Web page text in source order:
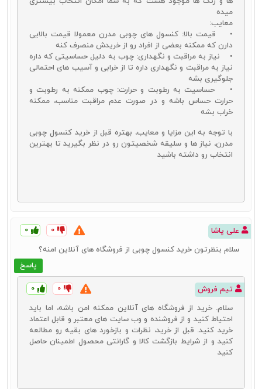
انواع میز کنسول چوبی
شناخت انواع آینه و کنسول چوبی باعث می‌شود تا در انتخاب محصول
مناسب و ایدئال برای خود بهترین عملکرد را داشته باشید. شناخت انواع
آینه و کنسول چوبی از این جهت اهمیت دارد که می‌بایست در زمان خرید
در کنار انتخاب محصولات با کیفیت، محصولاتی متناسب با دکوراسیون
منزل خود انتخاب کنید. هر یک از انواع این محصولات شرایط خاص خود را
داشته و در انتخاب آنها باید چندین جنبه را با هم در نظر بگیرید. قیمت،
طرح و مدل و کیفیت متریال به کار گرفته شده برای تولید آنها از جمله
مواردی است که باید در انتخاب این محصولات آنها را در نظر بگیرید. انواع
میز کنسول چوبی ساده
میز کنسول چوبی مدرن
چوبی آشنا شده و در انتخاب محصول موردنظر انتخاب بهتری داشته باشید.
کنسول چوبی ساده
یکی از پرطرفدارترین مدل‌های میز کنسول چوبی، کنسول چوبی ساده است.
این محصول به دلیل ویژگی‌هایی که دارد، مزیت‌های زیادی را برای
دکوراسیون خانه‌های امروزی به وجود می‌آورد. ساده بودن این محصول
باعث می‌شود تا امکان تطابق و هماهنگ سازی آن با انواع دکوراسیون‌ها و
محصولات دکوراتیو به راحتی وجود داشته باشد. از این گذشته در کنار این
موضوع شما می‌توانید تزئینات مختلفی را نیز روی این نوع از میزهای
کنسول قرار دهید. برخلاف سایر مدل‌ها که معمولاً دارای طرح‌های شلوغی
هستند، سادگی این مدل باعث می‌شود تا زیبایی محصولات دکوراتیو شما
بیش از پیش دیده شده و جذابیت‌های دکوراسیون خانه شما چند برابر
شود. با خرید جدیدترین آینه و کنسول ساده می‌توانید سبک‌های مختلفی از
میده
معایب:
• قیمت بالا: کنسول‌ های چوبی مدرن معمولا قیمت بالایی
دارن که ممکنه بعضی از افراد رو از خریدش منصرف کنه
• نیاز به مراقبت و نگهداری: چوب به دلیل حساسیتی که داره
نیاز به مراقبت و نگهداری داره تا از خرابی و آسیب‌ های احتمالی
جلوگیری بشه
• حساسیت به رطوبت و حرارت: چوب ممکنه به رطوبت و
حرارت حساس باشه و در صورت عدم مراقبت مناسب، ممکنه
خراب بشه
با توجه به این مزایا و معایب، بهتره قبل از خرید کنسول چوبی
مدرن، نیاز‌ ها و سلیقه شخصیتون رو در نظر بگیرید تا بهترین
انتخاب رو داشته باشید
علی پاشا ۰ ۰
پاسخ
سلام بنظرتون خرید کنسول چوبی از فروشگاه های آنلاین امنه؟
تیم فروش ۰ ۰
سلام. خرید از فروشگاه‌ های آنلاین ممکنه امن باشه، اما باید
احتیاط کنید و از فروشنده و وب‌ سایت های معتبر و قابل اعتماد
خرید کنید. قبل از خرید، نظرات و بازخورد های بقیه رو مطالعه
کنید و از شرایط بازگشت کالا و گارانتی محصول اطمینان حاصل
کنید